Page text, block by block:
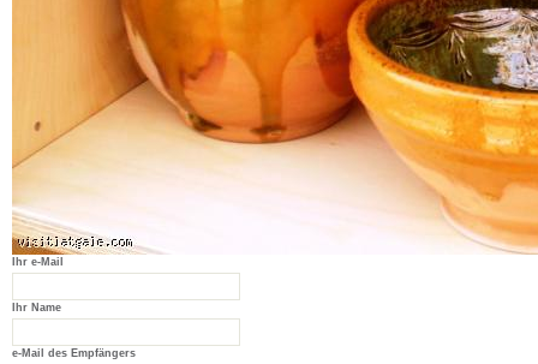
Ihr e-Mail
Ihr Name
e-Mail des Empfängers